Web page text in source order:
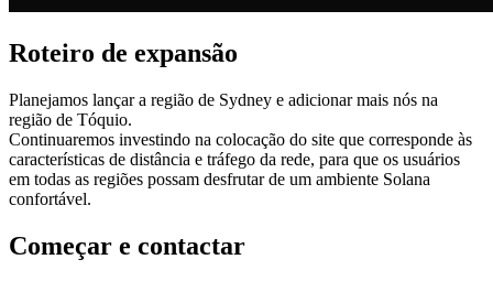
Roteiro de expansão
Planejamos lançar a região de Sydney e adicionar mais nós na
região de Tóquio.
Continuaremos investindo na colocação do site que corresponde às
características de distância e tráfego da rede, para que os usuários
em todas as regiões possam desfrutar de um ambiente Solana
confortável.
Começar e contactar